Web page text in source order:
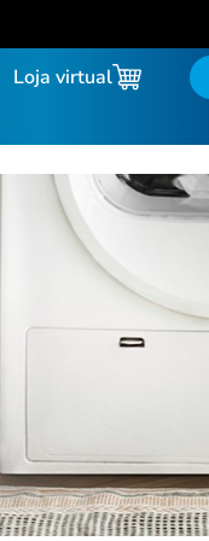
Loja virtual
de Ambientes